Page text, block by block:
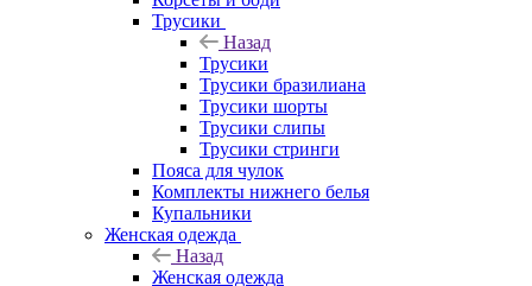
Трусики
Назад
Трусики
Трусики бразилиана
Трусики шорты
Трусики слипы
Трусики стринги
Пояса для чулок
Комплекты нижнего белья
Купальники
Женская одежда
Назад
Женская одежда